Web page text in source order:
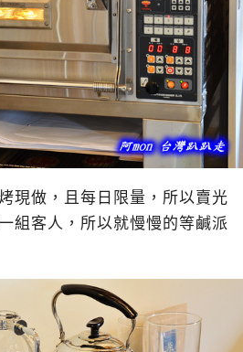
現做，且每日限量，所以賣光
組客人，所以就慢慢的等鹹派